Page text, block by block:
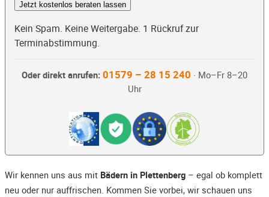
Jetzt kostenlos beraten lassen
Kein Spam. Keine Weitergabe. 1 Rückruf zur
Terminabstimmung.
Oder direkt anrufen: 01579 – 28 15 240 · Mo–Fr 8–20
Uhr
Wir kennen uns aus mit Bädern in Plettenberg – egal ob komplett
neu oder nur auffrischen. Kommen Sie vorbei, wir schauen uns